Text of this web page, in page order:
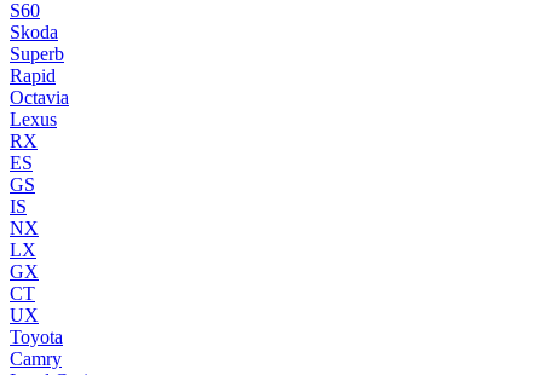
S60
Skoda
Superb
Rapid
Octavia
Lexus
RX
ES
GS
IS
NX
LX
GX
CT
UX
Toyota
Camry